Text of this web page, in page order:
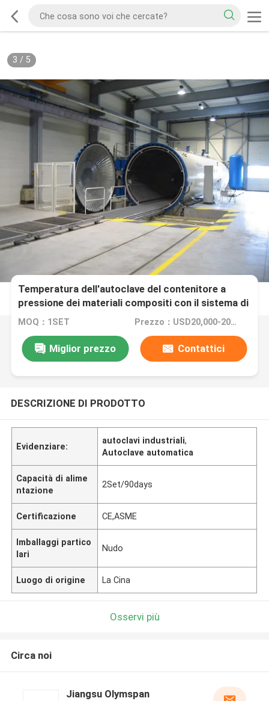
3 / 5
Temperatura dell'autoclave del contenitore a
pressione dei materiali compositi con il sistema di
controllo del Plc
MOQ：1SET Prezzo：USD20,000-200,000/Set
Miglior prezzo Contattici
DESCRIZIONE DI PRODOTTO
Evidenziare:
autoclavi industriali,
Autoclave automatica
Capacità di alime
ntazione
2Set/90days
Certificazione CE,ASME
Imballaggi partico
lari
Nudo
Luogo di origine La Cina
Osservi più
Circa noi
Jiangsu Olymspan